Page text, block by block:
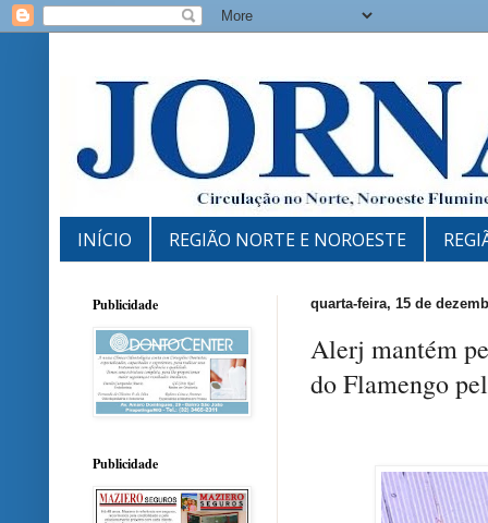
INÍCIO REGIÃO NORTE E NOROESTE
quarta-feira, 15 de
Alerj mantém
do Flamengo
Publicidade
Publicidade